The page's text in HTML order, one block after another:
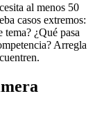
al menos 50
casos extremos:
¿Qué pasa
Arregla